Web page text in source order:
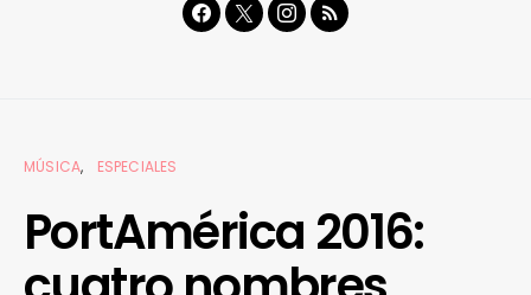
MÚSICA ESPECIALES
PortAmérica 2016: